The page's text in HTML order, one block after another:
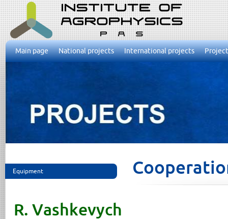
Main page National projects International projects
Equipment
R. Vashkevych